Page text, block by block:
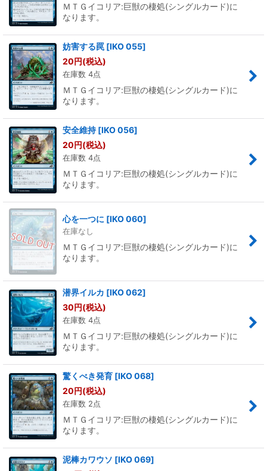
ＭＴＧイコリア:巨獣の棲処(シングルカード)に
なります。
妨害する罠 [IKO 055]
20円(税込)
在庫数 4点
ＭＴＧイコリア:巨獣の棲処(シングルカード)に
なります。
安全維持 [IKO 056]
20円(税込)
在庫数 4点
ＭＴＧイコリア:巨獣の棲処(シングルカード)に
なります。
心を一つに [IKO 060]
在庫なし
ＭＴＧイコリア:巨獣の棲処(シングルカード)に
なります。
潜界イルカ [IKO 062]
30円(税込)
在庫数 4点
ＭＴＧイコリア:巨獣の棲処(シングルカード)に
なります。
驚くべき発育 [IKO 068]
20円(税込)
在庫数 2点
ＭＴＧイコリア:巨獣の棲処(シングルカード)に
なります。
泥棒カワウソ [IKO 069]